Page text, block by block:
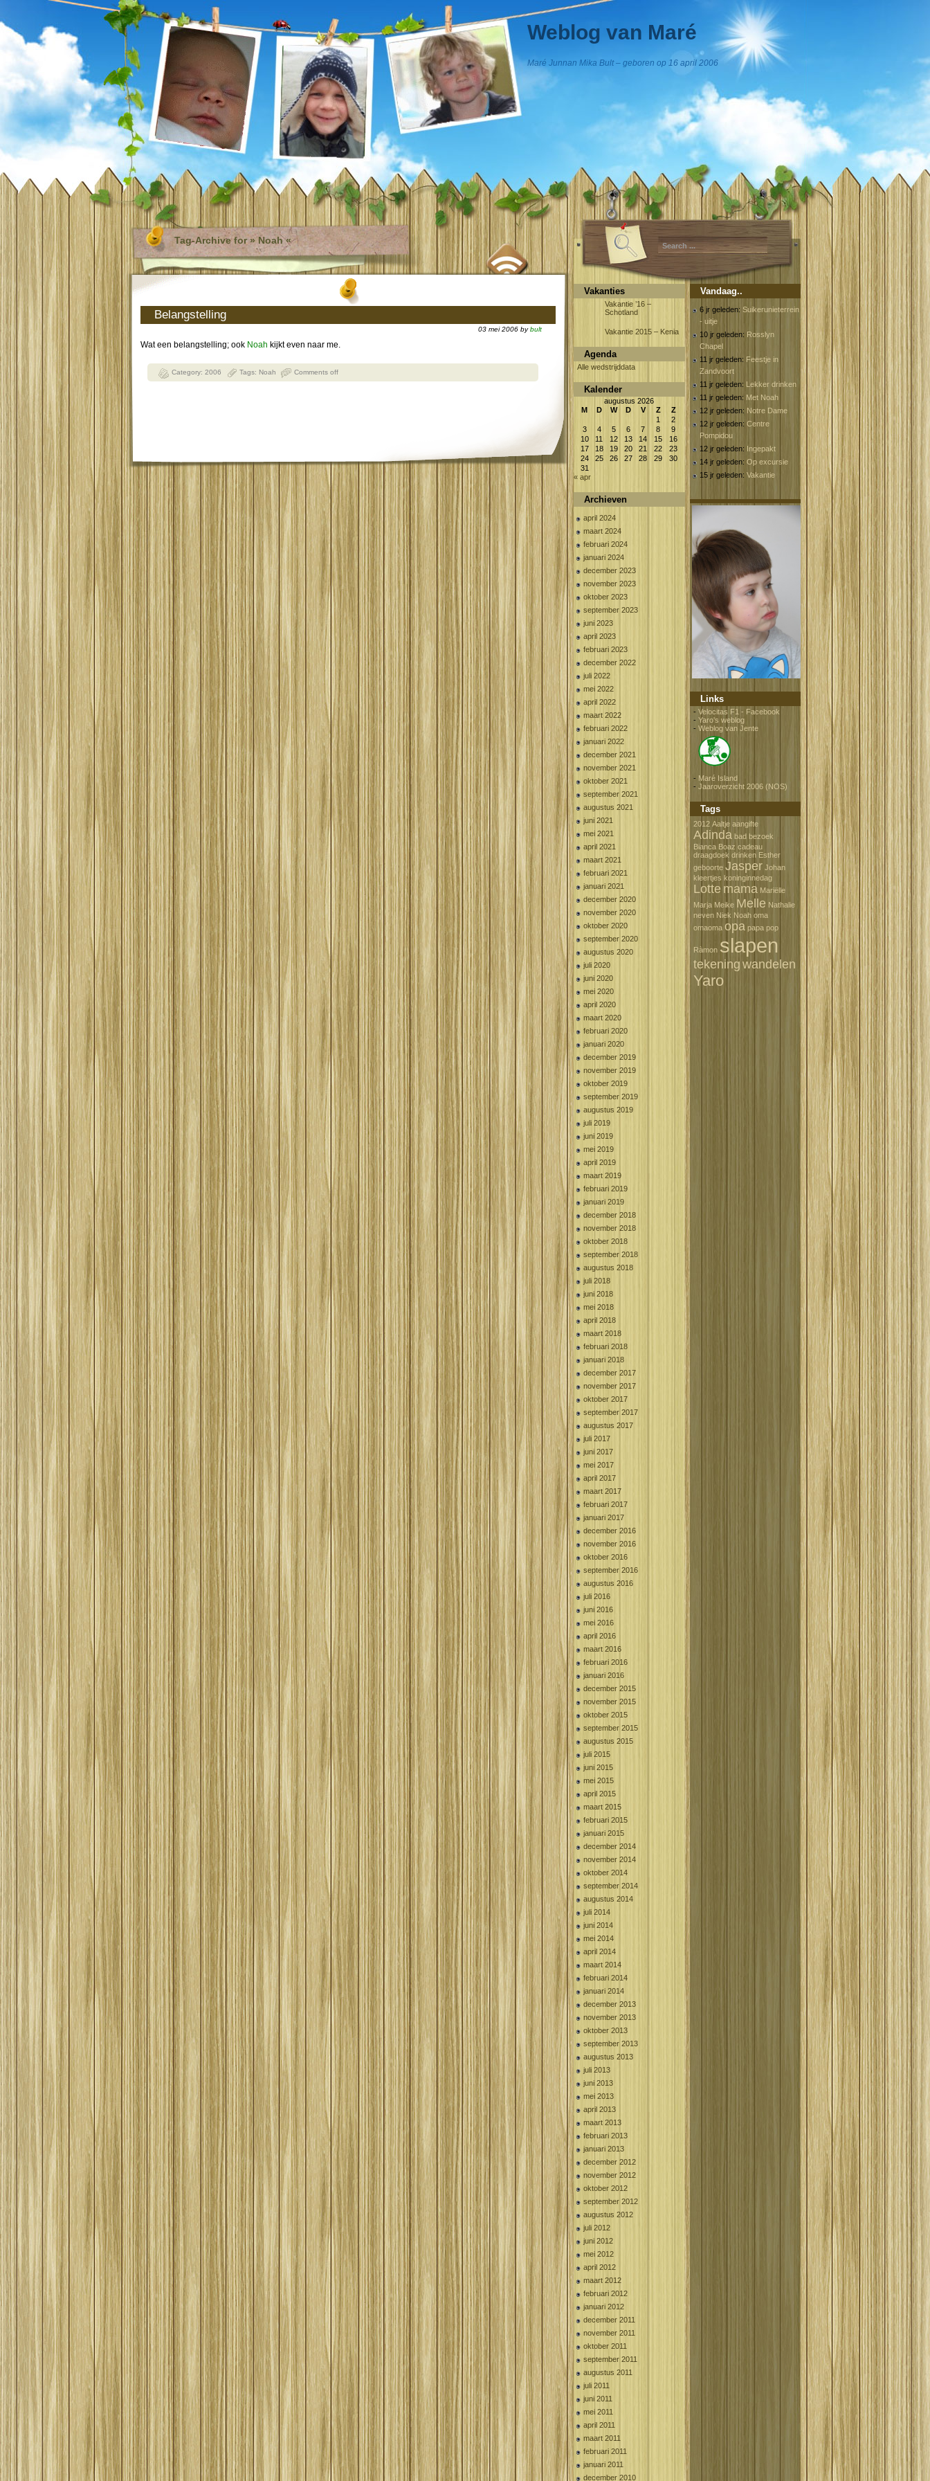
Weblog van Maré
Maré Junnan Mika Bult – geboren op 16 april 2006
Tag-Archive for » Noah «
Belangstelling
03 mei 2006 bybult
Wat een belangstelling; ook Noah kijkt even naar me.
Category: 2006 Tags: Noah Comments off
Vakanties
Vakantie ’16 –
Schotland
Vakantie 2015 – Kenia
Agenda
Alle wedstrijddata
Kalender
augustus 2026
M
D W D V Z
Z
1
2
3
4 5 6 7 8
9
10
11 12 13 14 15
16
17
18 19 20 21 22
23
24
25 26 27 28 29
30
31
« apr
Archieven
april 2024
maart 2024
februari 2024
januari 2024
december 2023
november 2023
oktober 2023
september 2023
juni 2023
april 2023
februari 2023
december 2022
juli 2022
mei 2022
april 2022
maart 2022
februari 2022
januari 2022
december 2021
november 2021
oktober 2021
september 2021
augustus 2021
juni 2021
mei 2021
april 2021
maart 2021
februari 2021
januari 2021
december 2020
november 2020
oktober 2020
september 2020
augustus 2020
juli 2020
juni 2020
mei 2020
april 2020
maart 2020
februari 2020
januari 2020
december 2019
november 2019
oktober 2019
september 2019
augustus 2019
juli 2019
juni 2019
mei 2019
april 2019
maart 2019
februari 2019
januari 2019
december 2018
november 2018
oktober 2018
september 2018
augustus 2018
juli 2018
juni 2018
mei 2018
april 2018
maart 2018
februari 2018
januari 2018
december 2017
november 2017
oktober 2017
september 2017
augustus 2017
juli 2017
juni 2017
mei 2017
april 2017
maart 2017
februari 2017
januari 2017
december 2016
november 2016
oktober 2016
september 2016
augustus 2016
juli 2016
juni 2016
mei 2016
april 2016
maart 2016
februari 2016
januari 2016
december 2015
november 2015
oktober 2015
september 2015
augustus 2015
juli 2015
juni 2015
mei 2015
april 2015
maart 2015
februari 2015
januari 2015
december 2014
november 2014
oktober 2014
september 2014
augustus 2014
juli 2014
juni 2014
mei 2014
april 2014
maart 2014
februari 2014
januari 2014
december 2013
november 2013
oktober 2013
september 2013
augustus 2013
juli 2013
juni 2013
mei 2013
april 2013
maart 2013
februari 2013
januari 2013
december 2012
november 2012
oktober 2012
september 2012
augustus 2012
juli 2012
juni 2012
mei 2012
april 2012
maart 2012
februari 2012
januari 2012
december 2011
november 2011
oktober 2011
september 2011
augustus 2011
juli 2011
juni 2011
mei 2011
april 2011
maart 2011
februari 2011
januari 2011
december 2010
Vandaag..
6 jr geleden: Suikerunieterrein
- uitje
10 jr geleden: Rosslyn
Chapel
11 jr geleden: Feestje in
Zandvoort
11 jr geleden: Lekker drinken
11 jr geleden: Met Noah
12 jr geleden: Notre Dame
12 jr geleden: Centre
Pompidou
12 jr geleden: Ingepakt
14 jr geleden: Op excursie
15 jr geleden: Vakantie
Links
- Velocitas F1 - Facebook
- Yaro's weblog
- Weblog van Jente
- Maré Island
- Jaaroverzicht 2006 (NOS)
Tags
2012 Aaltje aangifte
Adinda bad bezoek
Bianca Boaz cadeau
draagdoek drinken Esther
geboorte Jasper Johan
kleertjes koninginnedag
Lotte mama Mariëlle
Marja Meike Melle Nathalie
neven Niek Noah oma
omaoma opa papa pop
Ràmon slapen
tekening wandelen
Yaro